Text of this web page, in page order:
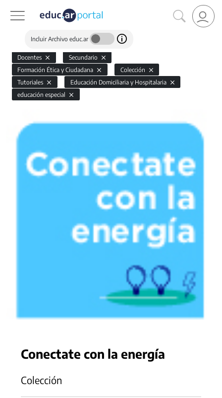
Incluir Archivo educ.ar
Docentes
Secundario
Formación Ética y Ciudadana
Colección
Tutoriales
Educación Domiciliaria y Hospitalaria
educación especial
Conectate con la energía
Colección